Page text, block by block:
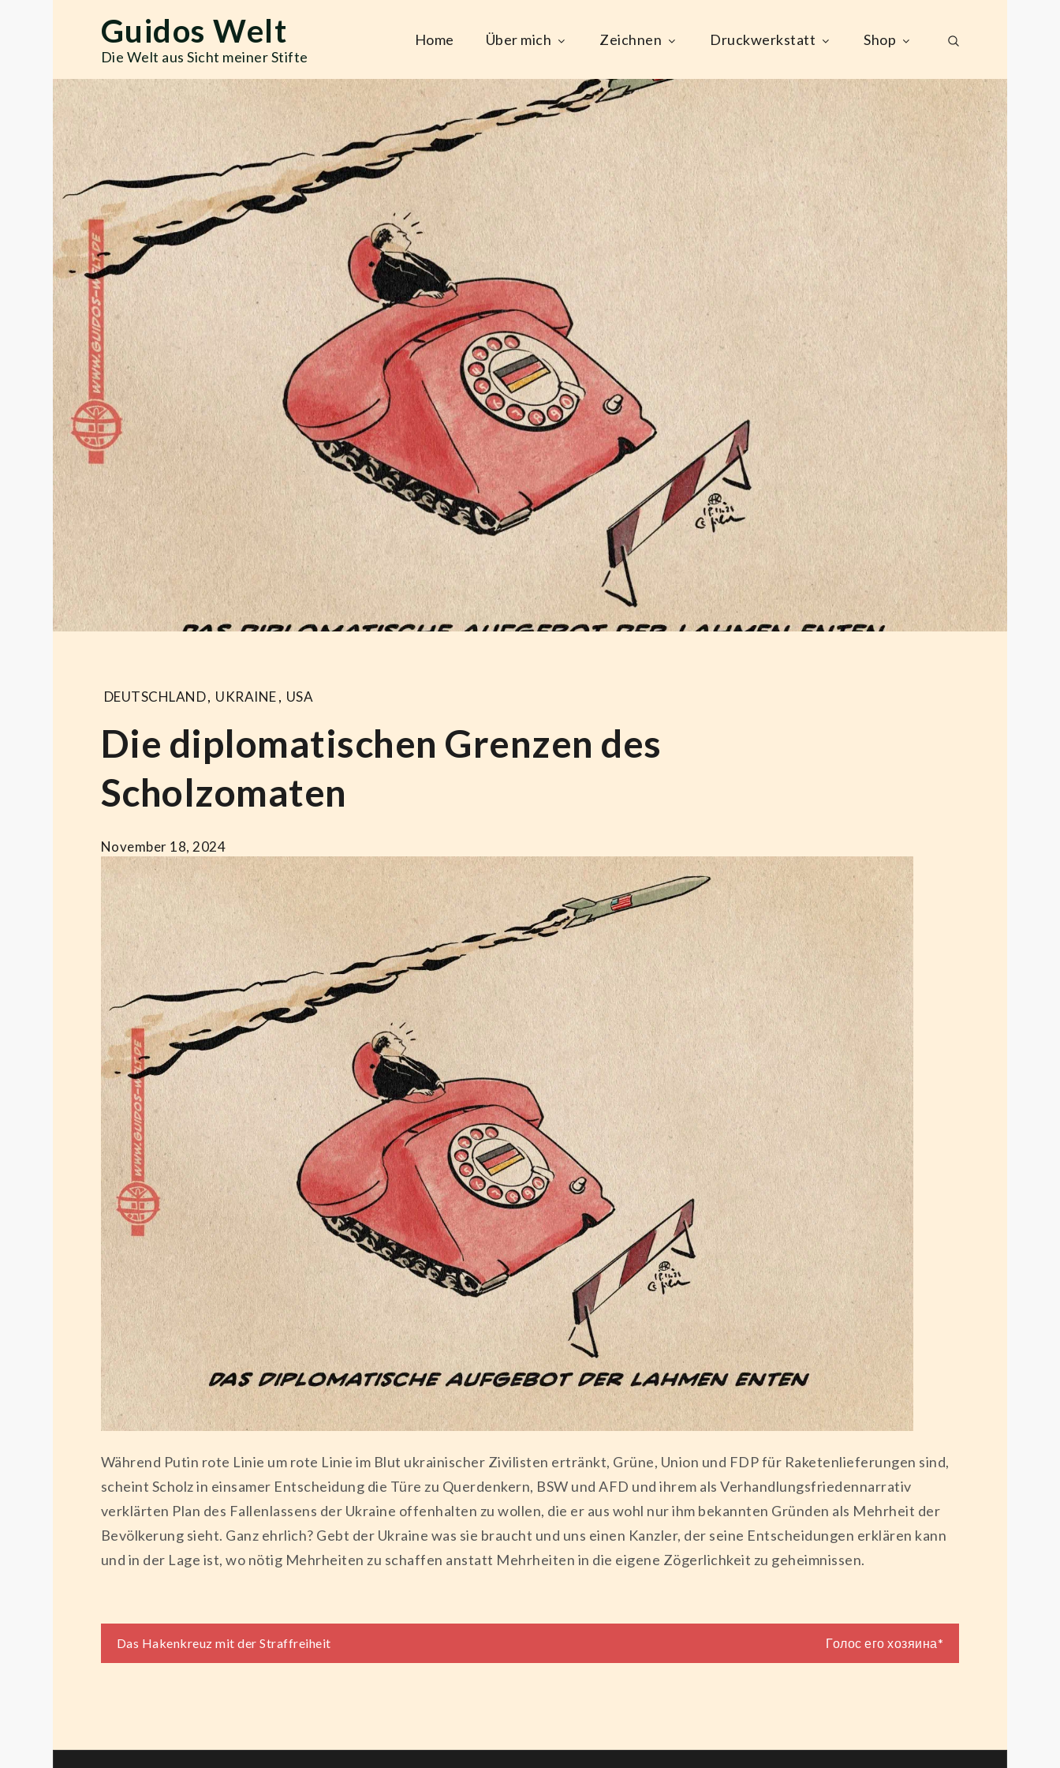
Guidos Welt
Die Welt aus Sicht meiner Stifte
Home Über mich Zeichnen Druckwerkstatt Shop
DEUTSCHLAND, UKRAINE, USA
Die diplomatischen Grenzen des
Scholzomaten
November 18, 2024
Während Putin rote Linie um rote Linie im Blut ukrainischer Zivilisten ertränkt, Grüne, Union und FDP für Raketenlieferungen sind,
scheint Scholz in einsamer Entscheidung die Türe zu Querdenkern, BSW und AFD und ihrem als Verhandlungsfriedennarrativ
verklärten Plan des Fallenlassens der Ukraine offenhalten zu wollen, die er aus wohl nur ihm bekannten Gründen als Mehrheit der
Bevölkerung sieht. Ganz ehrlich? Gebt der Ukraine was sie braucht und uns einen Kanzler, der seine Entscheidungen erklären kann
und in der Lage ist, wo nötig Mehrheiten zu schaffen anstatt Mehrheiten in die eigene Zögerlichkeit zu geheimnissen.
Beitragsnavigation
Das Hakenkreuz mit der Straffreiheit Голос его хозяина*